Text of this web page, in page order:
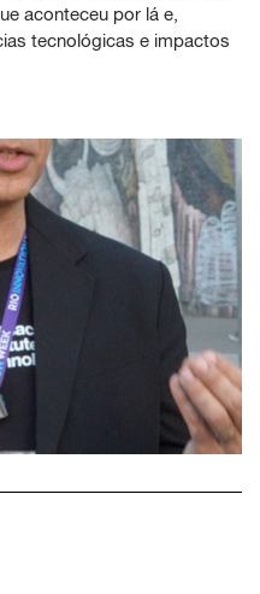
aconteceu por lá e,
tecnológicas e impactos